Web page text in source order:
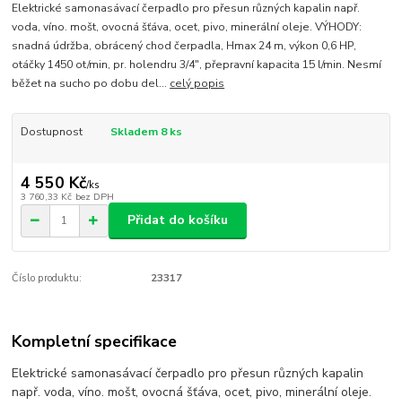
Elektrické samonasávací čerpadlo pro přesun různých kapalin např.
voda, víno. mošt, ovocná šťáva, ocet, pivo, minerální oleje. VÝHODY:
snadná údržba, obrácený chod čerpadla, Hmax 24 m, výkon 0,6 HP,
otáčky 1450 ot/min, pr. holendru 3/4", přepravní kapacita 15 l/min. Nesmí
běžet na sucho po dobu del... celý popis
Dostupnost Skladem 8 ks
4 550 Kč/ks
3 760,33 Kč bez DPH
Přidat do košíku
Číslo produktu: 23317
Kompletní specifikace
Elektrické samonasávací čerpadlo pro přesun různých kapalin
např. voda, víno. mošt, ovocná šťáva, ocet, pivo, minerální oleje.